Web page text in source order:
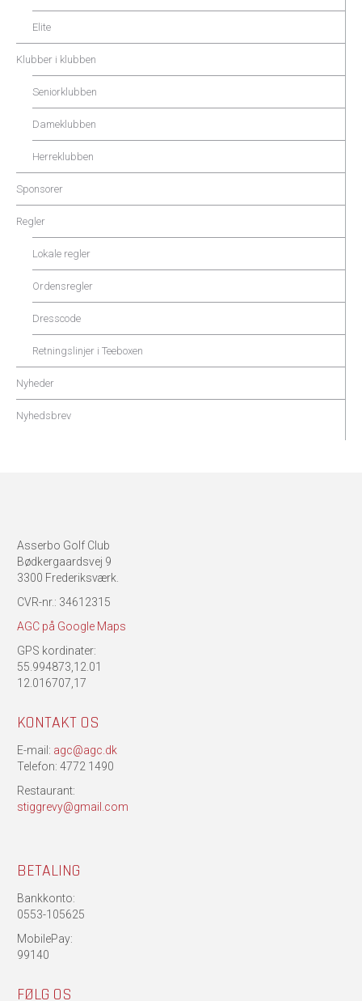
Elite
Klubber i klubben
Seniorklubben
Dameklubben
Herreklubben
Sponsorer
Regler
Lokale regler
Ordensregler
Dresscode
Retningslinjer i Teeboxen
Nyheder
Nyhedsbrev
Asserbo Golf Club
Bødkergaardsvej 9
3300 Frederiksværk.
CVR-nr.: 34612315
AGC på Google Maps
GPS kordinater:
55.994873,12.01
12.016707,17
KONTAKT OS
E-mail: agc@agc.dk
Telefon: 4772 1490
Restaurant:
stiggrevy@gmail.com
BETALING
Bankkonto:
0553-105625
MobilePay:
99140
FØLG OS